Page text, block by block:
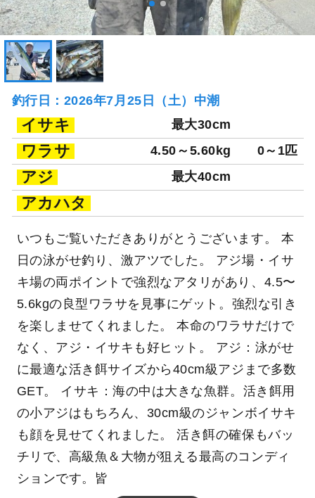
釣行日：2026年7月25日（土）中潮
イサキ 最大30cm
ワラサ 4.50～5.60kg 0～1匹
アジ 最大40cm
アカハタ
いつもご覧いただきありがとうございます。 本
日の泳がせ釣り、激アツでした。 アジ場・イサ
キ場の両ポイントで強烈なアタリがあり、4.5〜
5.6kgの良型ワラサを見事にゲット。強烈な引き
を楽しませてくれました。 本命のワラサだけで
なく、アジ・イサキも好ヒット。 アジ：泳がせ
に最適な活き餌サイズから40cm級アジまで多数
GET。 イサキ：海の中は大きな魚群。活き餌用
の小アジはもちろん、30cm級のジャンボイサキ
も顔を見せてくれました。 活き餌の確保もバッ
チリで、高級魚＆大物が狙える最高のコンディ
ションです。皆